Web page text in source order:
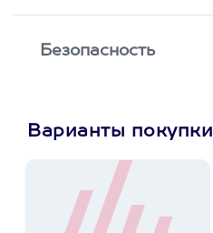
Безопасность
Варианты покупки